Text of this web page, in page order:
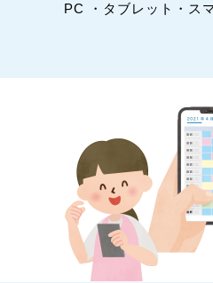
PC ・タブレット・ス